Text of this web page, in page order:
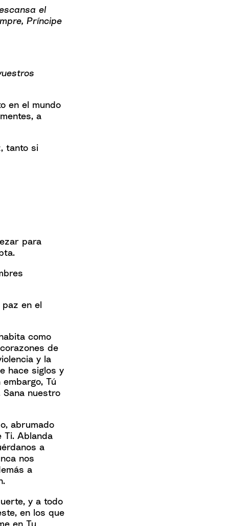
el
Príncipe
en el mundo
a
tanto si
para
en el
como
de
y la
hace siglos y
Tú
nuestro
abrumado
Ti. Ablanda
a
nos
a
y a todo
en los que
en Tu